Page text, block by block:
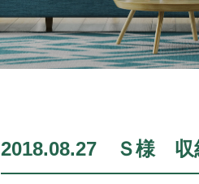
2018.08.27 Ｓ様 収